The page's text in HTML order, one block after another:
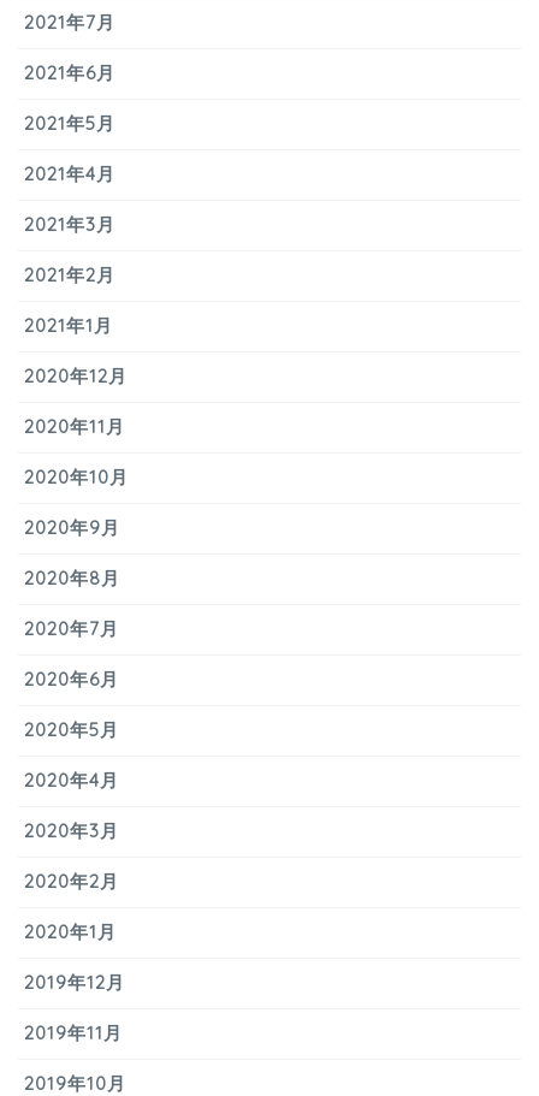
2021年7月
2021年6月
2021年5月
2021年4月
2021年3月
2021年2月
2021年1月
2020年12月
2020年11月
2020年10月
2020年9月
2020年8月
2020年7月
2020年6月
2020年5月
2020年4月
2020年3月
2020年2月
2020年1月
2019年12月
2019年11月
2019年10月